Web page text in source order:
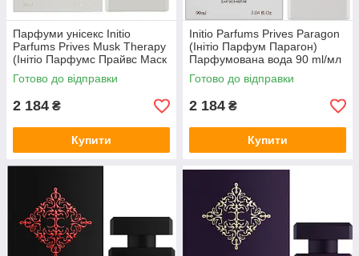
Парфуми унісекс Initio
Parfums Prives Musk Therapy
(Інітіо Парфумс Прайвс Маск
Терапі) 90 ml/мл
Готово до відправки
2 184 ₴
Купити
Initio Parfums Prives Paragon
(Інітіо Парфум Парагон)
Парфумована вода 90 ml/мл
Готово до відправки
2 184 ₴
Купити